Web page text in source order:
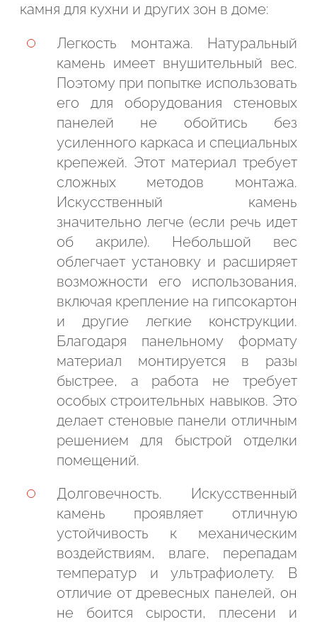
камня для кухни и других зон в доме:
Легкость монтажа. Натуральный
камень имеет внушительный вес.
Поэтому при попытке использовать
его для оборудования стеновых
панелей не обойтись без
усиленного каркаса и специальных
крепежей. Этот материал требует
сложных методов монтажа.
Искусственный камень
значительно легче (если речь идет
об акриле). Небольшой вес
облегчает установку и расширяет
возможности его использования,
включая крепление на гипсокартон
и другие легкие конструкции.
Благодаря панельному формату
материал монтируется в разы
быстрее, а работа не требует
особых строительных навыков. Это
делает стеновые панели отличным
решением для быстрой отделки
помещений.
Долговечность. Искусственный
камень проявляет отличную
устойчивость к механическим
воздействиям, влаге, перепадам
температур и ультрафиолету. В
отличие от древесных панелей, он
не боится сырости, плесени и